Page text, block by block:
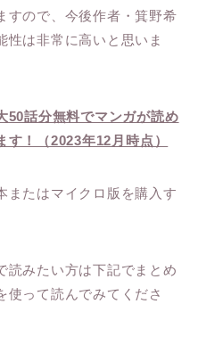
すので、今後作者・箕野希
性は非常に高いと思いま
50話分無料でマンガが読め
！（2023年12月時点）
またはマイクロ版を購入す
読みたい方は下記でまとめ
使って読んでみてくださ